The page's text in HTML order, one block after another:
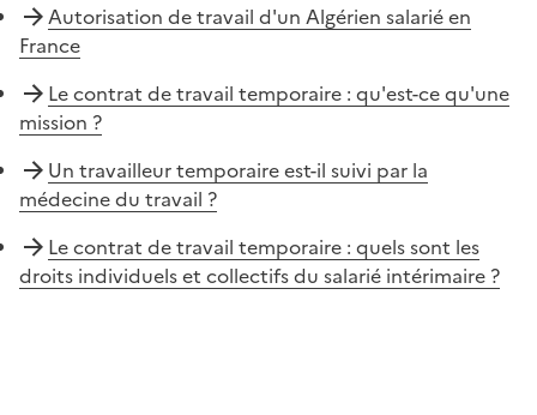
Autorisation de travail d'un Algérien salarié en
France
Le contrat de travail temporaire : qu'est-ce qu'une
mission ?
Un travailleur temporaire est-il suivi par la
médecine du travail ?
Le contrat de travail temporaire : quels sont les
droits individuels et collectifs du salarié intérimaire ?